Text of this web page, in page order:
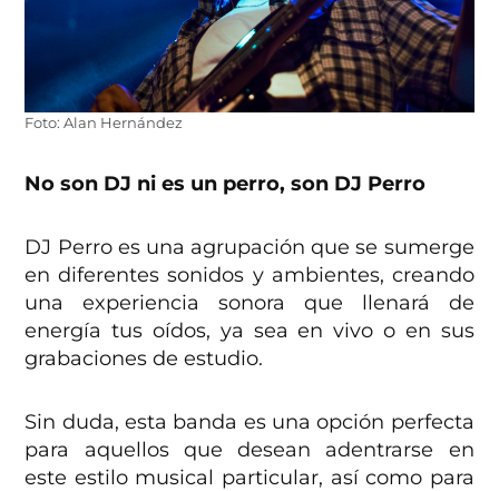
Foto: Alan Hernández
No son DJ ni es un perro, son DJ Perro
DJ Perro es una agrupación que se sumerge
en diferentes sonidos y ambientes, creando
una experiencia sonora que llenará de
energía tus oídos, ya sea en vivo o en sus
grabaciones de estudio.
Sin duda, esta banda es una opción perfecta
para aquellos que desean adentrarse en
este estilo musical particular, así como para